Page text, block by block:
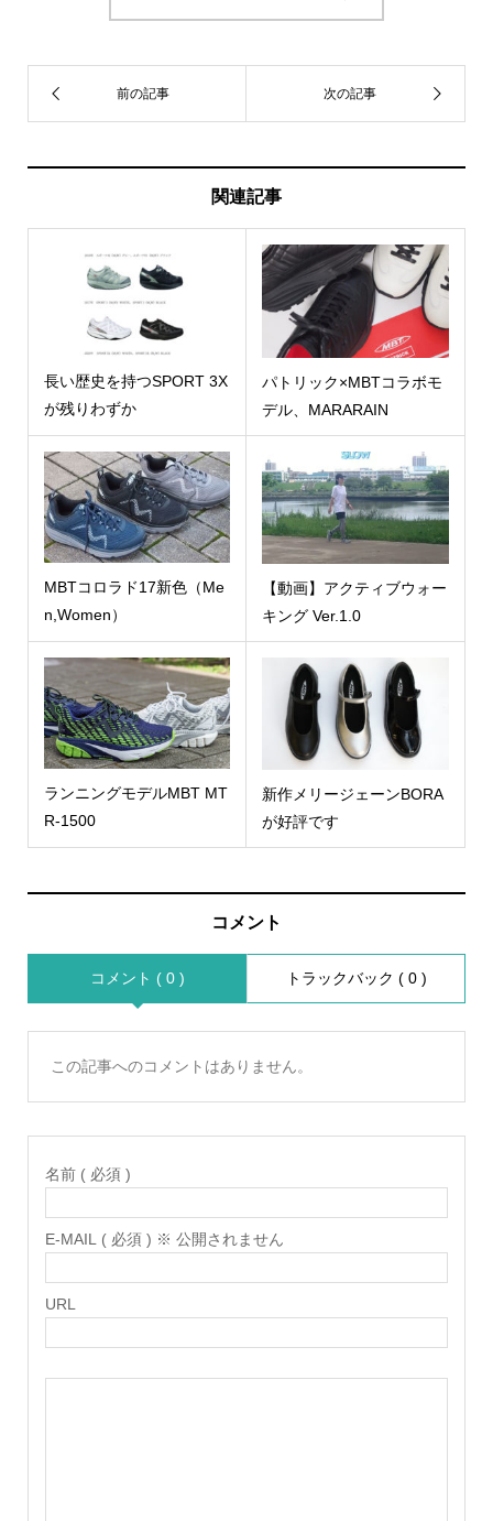
関連記事
長い歴史を持つSPORT 3X
が残りわずか
パトリック×MBTコラボモ
デル、MARARAIN
MBTコロラド17新色（Me
n,Women）
【動画】アクティブウォー
キング Ver.1.0
ランニングモデルMBT MT
R-1500
新作メリージェーンBORA
が好評です
コメント
コメント ( 0 ) トラックバック ( 0 )
この記事へのコメントはありません。
名前 ( 必須 )
E-MAIL ( 必須 ) ※ 公開されません
URL